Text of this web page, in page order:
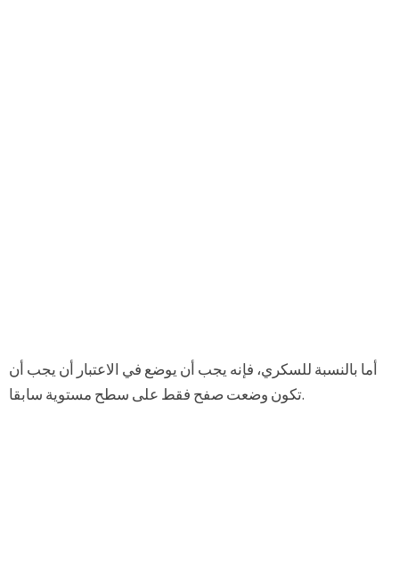
أما بالنسبة للسكري، فإنه يجب أن يوضع في الاعتبار أن يجب أن
تكون وضعت صفح فقط على سطح مستوية سابقا.